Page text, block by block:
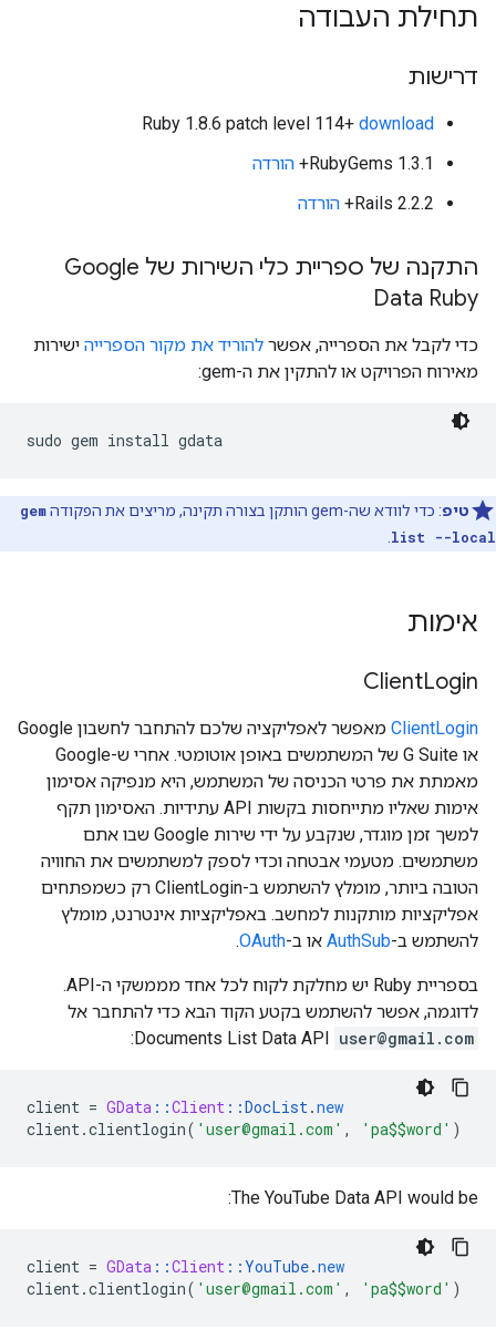
תחילת העבודה
דרישות
‫Ruby 1.8.6 patch level 114+ download
‫RubyGems 1.3.1+
הורדה
‫Rails 2.2.2+
הורדה
התקנה של ספריית כלי השירות של Google
Data Ruby
כדי לקבל את הספרייה, אפשר להוריד את מקור הספרייה ישירות
מאירוח הפרויקט או להתקין את ה-gem:
sudo gem install gdata
טיפ: כדי לוודא שה-gem הותקן בצורה תקינה, מריצים את הפקודה
gem
list --local
אימות
ClientLogin
ClientLogin
מאפשר לאפליקציה שלכם להתחבר לחשבון Google
או G Suite של המשתמשים באופן אוטומטי. אחרי ש-Google
מאמתת את פרטי הכניסה של המשתמש, היא מנפיקה אסימון
אימות שאליו מתייחסות בקשות API עתידיות. האסימון תקף
למשך זמן מוגדר, שנקבע על ידי שירות Google שבו אתם
משתמשים. מטעמי אבטחה וכדי לספק למשתמשים את החוויה
הטובה ביותר, מומלץ להשתמש ב-ClientLogin רק כשמפתחים
אפליקציות מותקנות למחשב. באפליקציות אינטרנט, מומלץ
להשתמש ב-AuthSub או ב-OAuth
.
בספריית Ruby יש מחלקת לקוח לכל אחד מממשקי ה-API.
לדוגמה, אפשר להשתמש בקטע הקוד הבא כדי להתחבר אל
user@gmail.com
client = GData : :Client : :DocList.new
client.clientlogin( 'user@gmail.com' , 'pa$$word' )
The YouTube Data API would be:
client = GData : :Client : :YouTube.new
client.clientlogin( 'user@gmail.com' , 'pa$$word' )